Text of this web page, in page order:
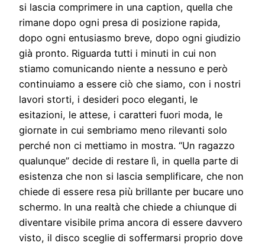
si lascia comprimere in una caption, quella che
rimane dopo ogni presa di posizione rapida,
dopo ogni entusiasmo breve, dopo ogni giudizio
già pronto. Riguarda tutti i minuti in cui non
stiamo comunicando niente a nessuno e però
continuiamo a essere ciò che siamo, con i nostri
lavori storti, i desideri poco eleganti, le
esitazioni, le attese, i caratteri fuori moda, le
giornate in cui sembriamo meno rilevanti solo
perché non ci mettiamo in mostra. “Un ragazzo
qualunque” decide di restare lì, in quella parte di
esistenza che non si lascia semplificare, che non
chiede di essere resa più brillante per bucare uno
schermo. In una realtà che chiede a chiunque di
diventare visibile prima ancora di essere davvero
visto, il disco sceglie di soffermarsi proprio dove